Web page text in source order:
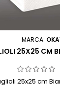
MARCA:
25X25 CM
25x25 cm